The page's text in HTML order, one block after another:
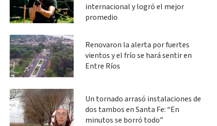
internacional y logró el mejor
promedio
Renovaron la alerta por fuertes
vientos y el frío se hará sentir en
Entre Ríos
Un tornado arrasó instalaciones de
dos tambos en Santa Fe: “En
minutos se borró todo”